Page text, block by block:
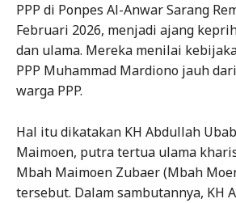
PPP di Ponpes Al-Anwar Sarang
Februari 2026, menjadi ajang
dan ulama. Mereka menilai
PPP Muhammad Mardiono jauh
warga PPP.
Hal itu dikatakan KH Abdullah Ubab
Maimoen, putra tertua ulama
Mbah Maimoen Zubaer (Mbah
tersebut. Dalam sambutannya, KH